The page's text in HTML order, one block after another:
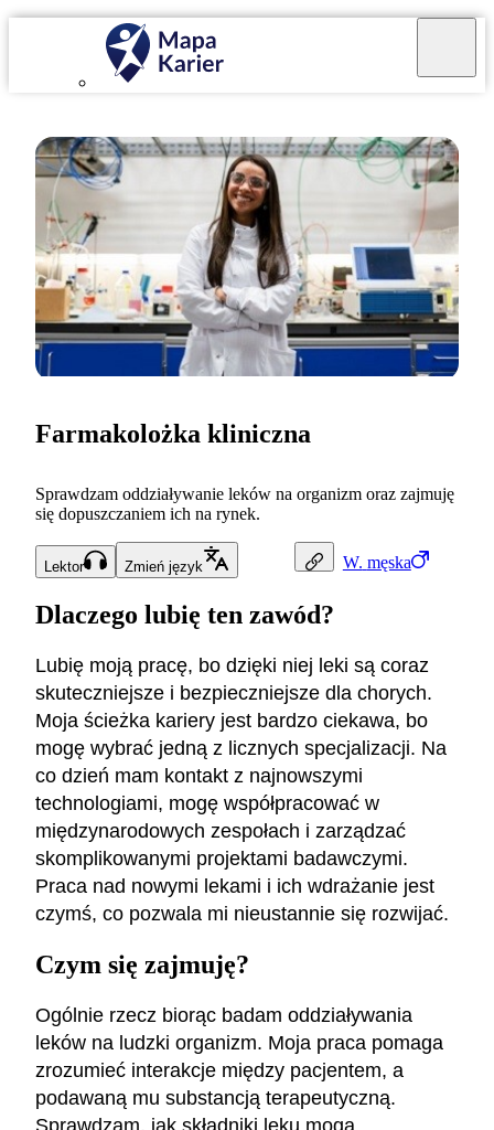
W. męska
Farmakolożka kliniczna
Sprawdzam oddziaływanie leków na organizm oraz zajmuję
się dopuszczaniem ich na rynek.
Lektor Zmień język
Dlaczego lubię ten zawód?
Lubię moją pracę, bo dzięki niej leki są coraz
skuteczniejsze i bezpieczniejsze dla chorych.
Moja ścieżka kariery jest bardzo ciekawa, bo
mogę wybrać jedną z licznych specjalizacji. Na
co dzień mam kontakt z najnowszymi
technologiami, mogę współpracować w
międzynarodowych zespołach i zarządzać
skomplikowanymi projektami badawczymi.
Praca nad nowymi lekami i ich wdrażanie jest
czymś, co pozwala mi nieustannie się rozwijać.
Czym się zajmuję?
Ogólnie rzecz biorąc badam oddziaływania
leków na ludzki organizm. Moja praca pomaga
zrozumieć interakcje między pacjentem, a
podawaną mu substancją terapeutyczną.
Sprawdzam, jak składniki leku mogą